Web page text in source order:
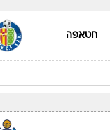
חטאפה